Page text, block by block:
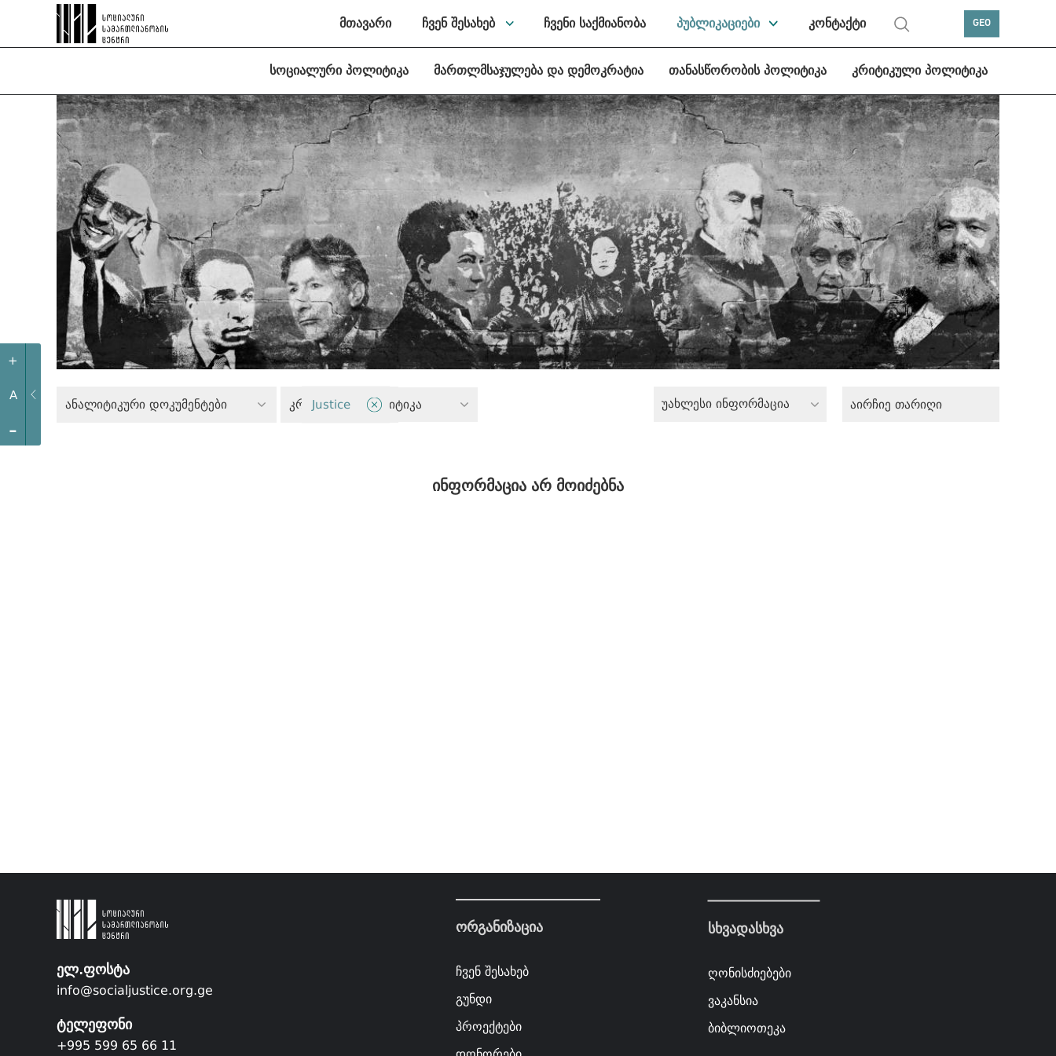
+
A
-
მთავარი ჩვენ შესახებ ჩვენი საქმიანობა პუბლიკაციები კონტაქტი GEO
სოციალური პოლიტიკა მართლმსაჯულება და დემოკრატია თანასწორობის პოლიტიკა კრიტიკული პოლიტიკა
ანალიტიკური დოკუმენტები კრიტიკული პოლიტიკა
Justice უახლესი ინფორმაცია
ინფორმაცია არ მოიძებნა
ელ.ფოსტა
info@socialjustice.org.ge
ტელეფონი
+995 599 65 66 11
ორგანიზაცია
ჩვენ შესახებ
გუნდი
პროექტები
სხვადასხვა
ღონისძიებები
ვაკანსია
ბიბლიოთეკა